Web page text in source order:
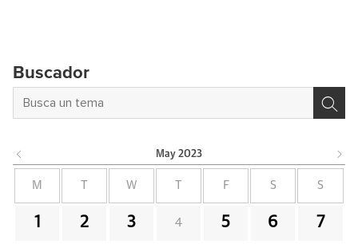
Buscador
May 2023
M W F S S
1 2 3 4 5 6 7